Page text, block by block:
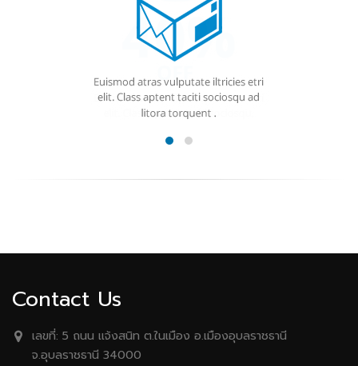
Contact Us
เลขที่: 5 ถนน เเจ้งสนิท ต.ในเมือง อ.เมืองอุบลราชธานี
จ.อุบลราชธานี 34000